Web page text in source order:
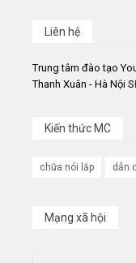
Liên hệ
Trung tâm đào tạo
Thanh Xuân - Hà Nội
Kiến thức MC
chữa nói lắp dẫn
Mạng xã hội